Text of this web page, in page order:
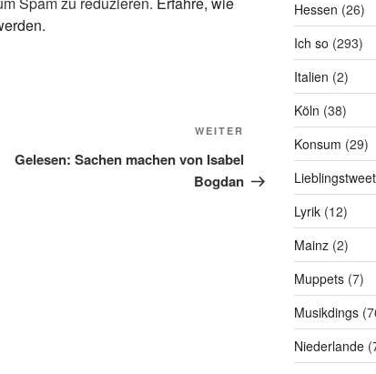
Nächster
WEITER
Gelesen: Sachen machen von Isabel
Bogdan
Hessen (26)
Ich so (293)
Italien (2)
Köln (38)
Konsum (29)
Lyrik(12)
Mainz(2)
Muppets(7)
Musikdings
Niederlande